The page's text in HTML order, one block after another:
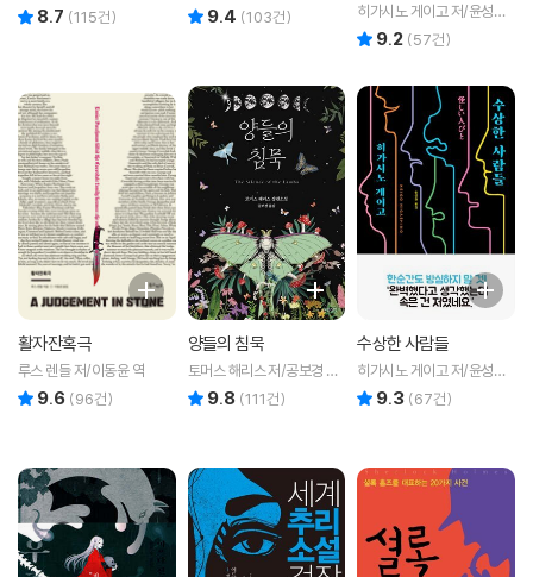
8.7 (115건) 9.4 (103건)
히가시노 게이고 저/윤성원
역 9.2 (57건)
활자잔혹극
루스 렌들 저/이동윤 역
9.6 (96건)
양들의 침묵
토머스 해리스 저/공보경 역
저 9.8 (111건)
수상한 사람들
히가시노 게이고 저/윤성원
역 9.3 (67건)